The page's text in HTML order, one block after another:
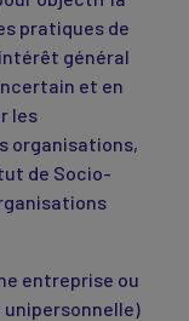
pratiques de
général
et en
les
organisations,
de Socio-
entreprise ou
unipersonnelle)